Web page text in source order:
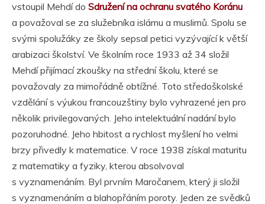
vstoupil Mehdí do Sdružení na ochranu svatého Koránu
a považoval se za služebníka islámu a muslimů. Spolu se
svými spolužáky ze školy sepsal petici vyzývající k větší
arabizaci školství. Ve školním roce 1933 až 34 složil
Mehdí přijímací zkoušky na střední školu, které se
považovaly za mimořádně obtížné. Toto středoškolské
vzdělání s výukou francouzštiny bylo vyhrazené jen pro
několik privilegovaných. Jeho intelektuální nadání bylo
pozoruhodné. Jeho hbitost a rychlost myšlení ho velmi
brzy přivedly k matematice. V roce 1938 získal maturitu
z matematiky a fyziky, kterou absolvoval
s vyznamenáním. Byl prvním Maročanem, který ji složil
s vyznamenáním a blahopřáním poroty. Jeden ze svědků